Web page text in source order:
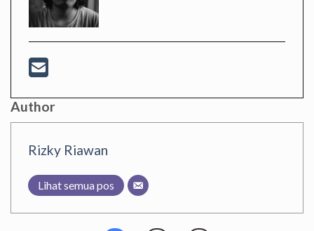
Author
Rizky Riawan
Lihat semua pos